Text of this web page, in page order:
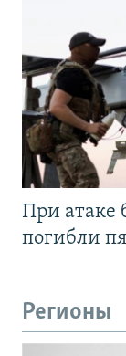
При атаке
погибли
Регионы